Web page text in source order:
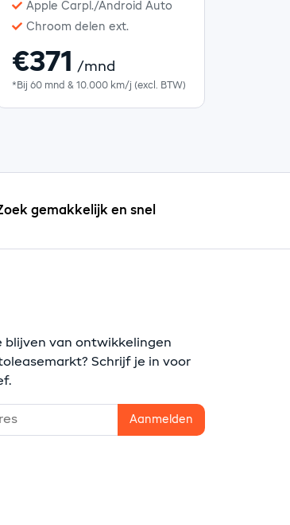
Apple Carpl./Android Auto
Chroom delen ext.
€371 /mnd
*Bij 60 mnd & 10.000 km/j (excl. BTW)
gemakkelijk en snel
blijven van ontwikkelingen
Schrijf je in voor